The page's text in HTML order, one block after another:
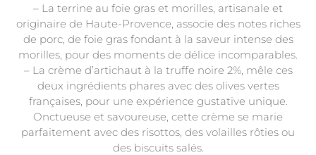
– La terrine au foie gras et morilles, artisanale et
originaire de Haute-Provence, associe des notes riches
de porc, de foie gras fondant à la saveur intense des
morilles, pour des moments de délice incomparables.
– La crème d’artichaut à la truffe noire 2%, mêle ces
deux ingrédients phares avec des olives vertes
françaises, pour une expérience gustative unique.
Onctueuse et savoureuse, cette crème se marie
parfaitement avec des risottos, des volailles rôties ou
des biscuits salés.